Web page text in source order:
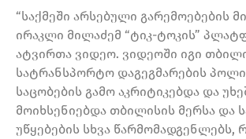
“საქმეში არსებული გარემოებების
ირაკლი მილაძემ “ტიკ-ტოკის”
ატვირთა ვიდეო. ვიდეოში იგი
სატრანსპორტო დაგეგმარების
საცობების გამო აკრიტიკებდა და
მოიხსენიებდა თბილისის მერსა და
უწყებების სხვა წარმომადგენლებს,